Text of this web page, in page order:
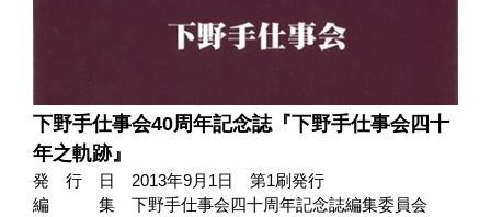
下野手仕事会40周年記念誌『下野手仕事会四十
年之軌跡』
発 行 日
2013年9月1日 第1刷発行
編 集
下野手仕事会四十周年記念誌編集委員会